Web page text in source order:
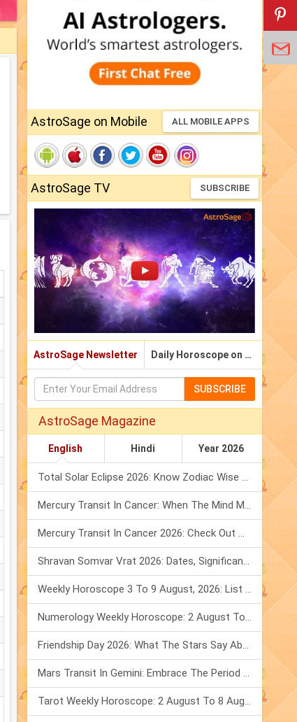
AstroSage on Mobile ALL MOBILE APPS
AstroSage TV SUBSCRIBE
AstroSage Newsletter Daily Horoscope on Email
SUBSCRIBE
AstroSage Magazine
English Hindi Year 2026
Total Solar Eclipse 2026: Know Zodiac Wise Prediction
Mercury Transit In Cancer: When The Mind Meets The Heart!
Mercury Transit In Cancer 2026: Check Out What It Brings For You
Shravan Somvar Vrat 2026: Dates, Significance & Rituals In August
Weekly Horoscope 3 To 9 August, 2026: List Of Fasts & Festivals
Numerology Weekly Horoscope: 2 August To 8 August, 2026
Friendship Day 2026: What The Stars Say About Your Best Friend!
Mars Transit In Gemini: Embrace The Period Full Of Energy & Intelligence
Tarot Weekly Horoscope: 2 August To 8 August, 2026